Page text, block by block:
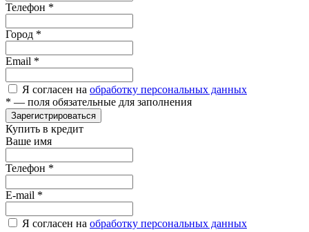
Телефон *
Город *
Email *
Я согласен на обработку персональных данных
* — поля обязательные для заполнения
Зарегистрироваться
Купить в кредит
Ваше имя
Телефон *
E-mail *
Я согласен на обработку персональных данных